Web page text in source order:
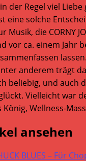
der Regel viel
eine solche
Musik, die CORNY
vor ca. einem Jahr
anderem trägt
beliebig, und auch
Vielleicht war
Wellness-
ansehen
BLUES – Für